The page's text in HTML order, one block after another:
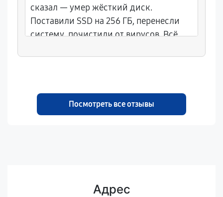
сказал — умер жёсткий диск.
Поставили SSD на 256 ГБ, перенесли
систему, почистили от вирусов. Всё
Посмотреть все отзывы
Адрес